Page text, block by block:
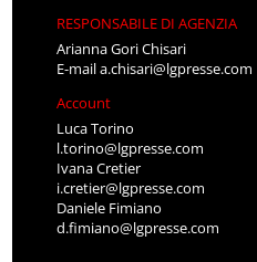
RESPONSABILE DI AGENZIA
Arianna Gori Chisari
E-maila.chisari@lgpresse.com
Account
Luca Torino
l.torino@lgpresse.com
Ivana Cretier
i.cretier@lgpresse.com
Daniele Fimiano
d.fimiano@lgpresse.com